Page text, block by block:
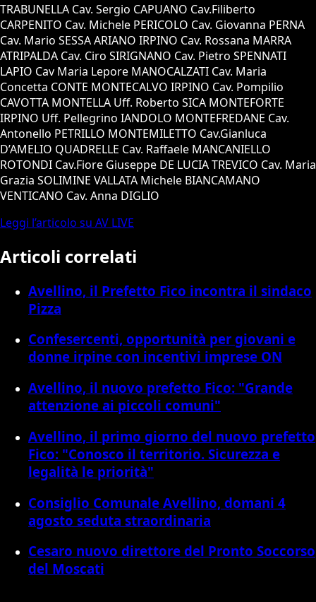
TRABUNELLA Cav. Sergio CAPUANO Cav.Filiberto
CARPENITO Cav. Michele PERICOLO Cav. Giovanna PERNA
Cav. Mario SESSA ARIANO IRPINO Cav. Rossana MARRA
ATRIPALDA Cav. Ciro SIRIGNANO Cav. Pietro SPENNATI
LAPIO Cav Maria Lepore MANOCALZATI Cav. Maria
Concetta CONTE MONTECALVO IRPINO Cav. Pompilio
CAVOTTA MONTELLA Uff. Roberto SICA MONTEFORTE
IRPINO Uff. Pellegrino IANDOLO MONTEFREDANE Cav.
Antonello PETRILLO MONTEMILETTO Cav.Gianluca
D’AMELIO QUADRELLE Cav. Raffaele MANCANIELLO
ROTONDI Cav.Fiore Giuseppe DE LUCIA TREVICO Cav. Maria
Grazia SOLIMINE VALLATA Michele BIANCAMANO
VENTICANO Cav. Anna DIGLIO
Leggi l’articolo su AV LIVE
Articoli correlati
Avellino, il Prefetto Fico incontra il sindaco
Pizza
Confesercenti, opportunità per giovani e
donne irpine con incentivi imprese ON
Avellino, il nuovo prefetto Fico: "Grande
attenzione ai piccoli comuni"
Avellino, il primo giorno del nuovo prefetto
Fico: "Conosco il territorio. Sicurezza e
legalità le priorità"
Consiglio Comunale Avellino, domani 4
agosto seduta straordinaria
Cesaro nuovo direttore del Pronto Soccorso
del Moscati